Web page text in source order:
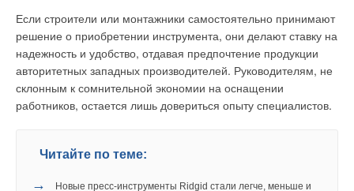
Если строители или монтажники самостоятельно принимают
решение о приобретении инструмента, они делают ставку на
надежность и удобство, отдавая предпочтение продукции
авторитетных западных производителей. Руководителям, не
склонным к сомнительной экономии на оснащении
работников, остается лишь довериться опыту специалистов.
Читайте по теме:
→ Новые пресс-инструменты Ridgid стали легче, меньше и